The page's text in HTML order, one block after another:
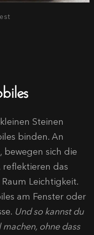
Steinen
binden. An
sich die
das
Leichtigkeit.
am Fenster oder
Und so kannst du
ohne dass